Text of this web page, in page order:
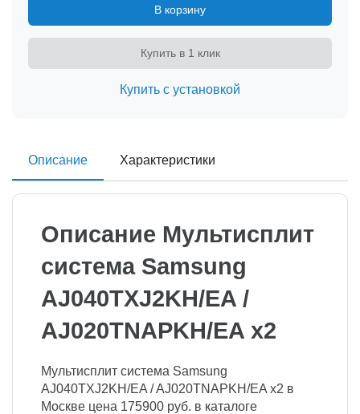
В корзину
Купить в 1 клик
Купить с установкой
Описание Характеристики
Описание Мультисплит
система Samsung
AJ040TXJ2KH/EA /
AJ020TNAPKH/EA x2
Мультисплит система Samsung
AJ040TXJ2KH/EA / AJ020TNAPKH/EA x2 в
Москве цена 175900 руб. в каталоге